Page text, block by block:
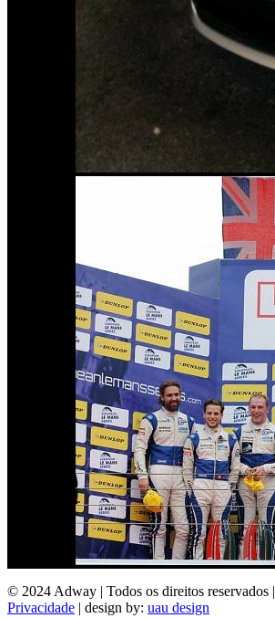
© 2024 Adway | Todos os direitos reservados |
Privacidade | design by: uau design